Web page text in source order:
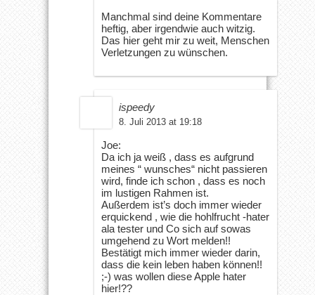
Manchmal sind deine Kommentare
heftig, aber irgendwie auch witzig.
Das hier geht mir zu weit, Menschen
Verletzungen zu wünschen.
ispeedy
8. Juli 2013 at 19:18
Joe:
Da ich ja weiß , dass es aufgrund
meines “ wunsches“ nicht passieren
wird, finde ich schon , dass es noch
im lustigen Rahmen ist.
Außerdem ist’s doch immer wieder
erquickend , wie die hohlfrucht -hater
ala tester und Co sich auf sowas
umgehend zu Wort melden!!
Bestätigt mich immer wieder darin,
dass die kein leben haben können!!
;-) was wollen diese Apple hater
hier!??